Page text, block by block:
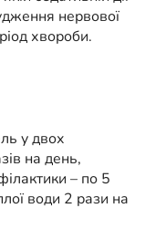
нервової
хвороби.
у двох
на день,
– по 5
води 2 рази на